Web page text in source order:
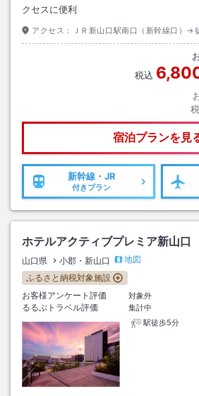
クセスに便利
アクセス： ＪＲ新山口駅南口（新幹線口）→
税込
宿泊プランを見
新幹線・JR
付きプラン
ホテルアクティブプレミア新山口
山口県 小郡・新山口
地図
ふるさと納税対象施設
お客様アンケート評価
対象外
るるぶトラベル評価
集計中
駅徒歩5分